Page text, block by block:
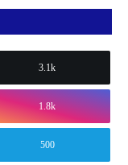
3.1k
1.8k
500